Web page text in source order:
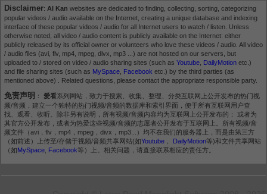
Disclaimer: AI Kan websites are dedicated to finding, collecting, sorting, categorizing
popular videos / audio available on the Internet, creating a unique database and indexing
interface of these popular videos / audio for all Internet users to watch / listen. Unless
otherwise noted, all video / audio content is publicly available on the Internet: either
publicly released by its official owner or volunteers who love these videos / audio. All video
/ audio files (avi, flv, mp4, mpeg, divx, mp3 ...) are not hosted on our servers, but
uploaded to / stored on video / audio sharing sites (such as Youtube DailyMotion etc.)
and file sharing sites (such as MySpace Facebook etc.) by the third parties (as
mentioned above) . Related questions, please contact the appropriate responsible party.
免责声明 ： 爱看系列网站，致力于搜索、收集、整理、分类互联网上公开发布的热门视
频/音频，建立一个独特的热门视频/音频的数据库和索引界面，便于所有互联网用户查
找、观看、收听。除非另有说明，所有视频/音频内容均为互联网上公开发布的： 或者为
其官方公开发布，或者为热爱这些视频/音频的志愿者公开发布于互联网上。所有视频/音
频文件（avi，flv，mp4，mpeg，divx，mp3...）均不在我们的服务器上，而是由第三方
（如前述）上传至/存储于视频/音频共享网站(如Youtube DailyMotion等)和文件共享网站
（如MySpace Facebook等）上。相关问题，请直接联系相应的责任方。